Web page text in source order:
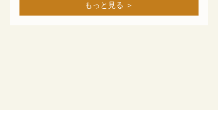
もっと見る ＞